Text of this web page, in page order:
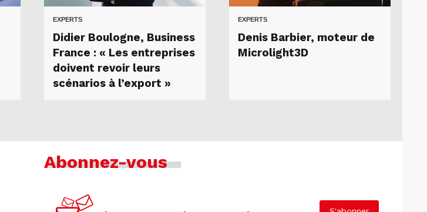
EXPERTS
Didier Boulogne, Business
France : « Les entreprises
doivent revoir leurs
scénarios à l’export »
EXPERTS
Denis Barbier, moteur de
Microlight3D
Abonnez-vous